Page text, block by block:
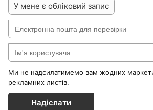
У мене є обліковий запис
Ми не надсилатимемо вам жодних
рекламних листів.
Надіслати